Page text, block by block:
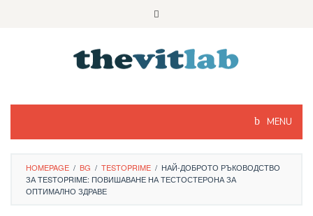
MENU
HOMEPAGE / BG / TESTOPRIME / НАЙ-ДОБРОТО РЪКОВОДСТВО
ЗА TESTOPRIME: ПОВИШАВАНЕ НА ТЕСТОСТЕРОНА ЗА
ОПТИМАЛНО ЗДРАВЕ